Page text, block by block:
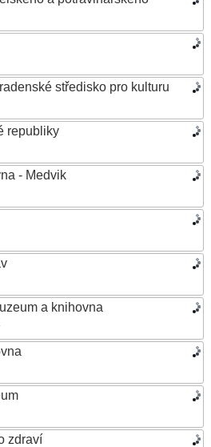
středisko pro kulturu
republiky
- Medvik
a knihovna
zdraví